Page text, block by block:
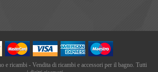
e ricambi - Vendita di ricambi e accessori per il bagno. Tutti